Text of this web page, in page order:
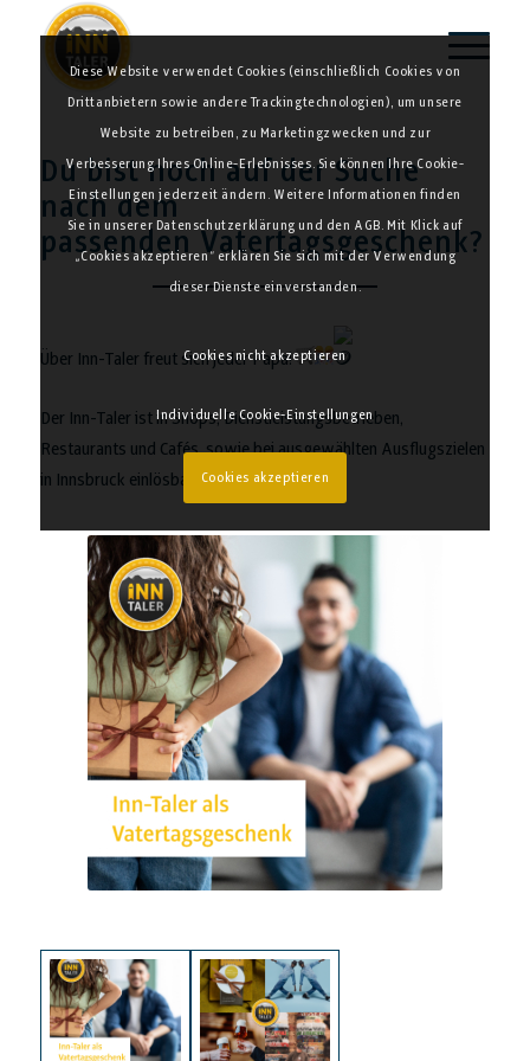
Du bist noch auf der Suche
nach dem
passenden Vatertagsgeschenk?
Über Inn-Taler freut sich jeder Papa!
Der Inn-Taler ist in Shops, Dienstleistungsbetrieben,
Restaurants und Cafés, sowie bei ausgewählten Ausflugszielen
in Innsbruck einlösbar.
Diese Website verwendet Cookies (einschließlich Cookies von
Drittanbietern sowie andere Trackingtechnologien), um unsere
Website zu betreiben, zu Marketingzwecken und zur
Verbesserung Ihres Online-Erlebnisses. Sie können Ihre Cookie-
Einstellungen jederzeit ändern. Weitere Informationen finden
Sie in unserer Datenschutzerklärung und den AGB. Mit Klick auf
„Cookies akzeptieren“ erklären Sie sich mit der Verwendung
dieser Dienste einverstanden.
Cookies nicht akzeptieren
Individuelle Cookie-Einstellungen
Cookies akzeptieren